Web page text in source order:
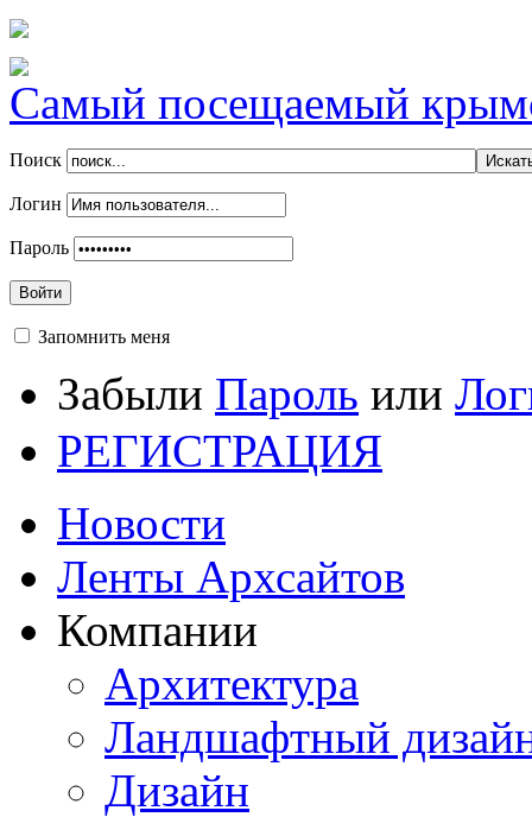
Самый посещаемый
Поиск
Логин
Пароль
Войти
Запомнить меня
Забыли Пароль или
РЕГИСТРАЦИЯ
Новости
Ленты Архсайтов
Компании
Архитектура
Ландшафтный
Дизайн